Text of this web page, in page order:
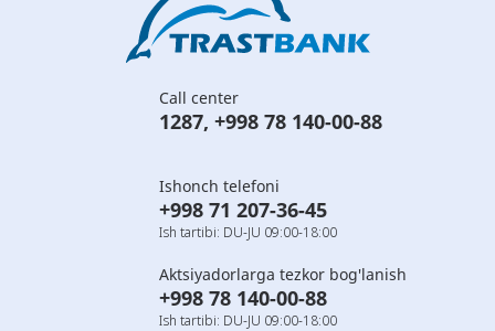
Call center
1287, +998 78 140-00-88
Ishonch telefoni
+998 71 207-36-45
Ish tartibi: DU-JU 09:00-18:00
Aktsiyadorlarga tezkor bog'lanish
+998 78 140-00-88
Ish tartibi: DU-JU 09:00-18:00